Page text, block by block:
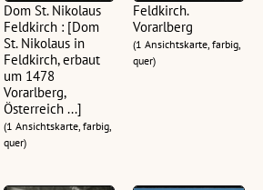
Dom St. Nikolaus
Feldkirch : [Dom
St. Nikolaus in
Feldkirch, erbaut
um 1478
Vorarlberg,
Österreich ...]
(1 Ansichtskarte, farbig,
quer)
Feldkirch.
Vorarlberg
(1 Ansichtskarte, farbig,
quer)